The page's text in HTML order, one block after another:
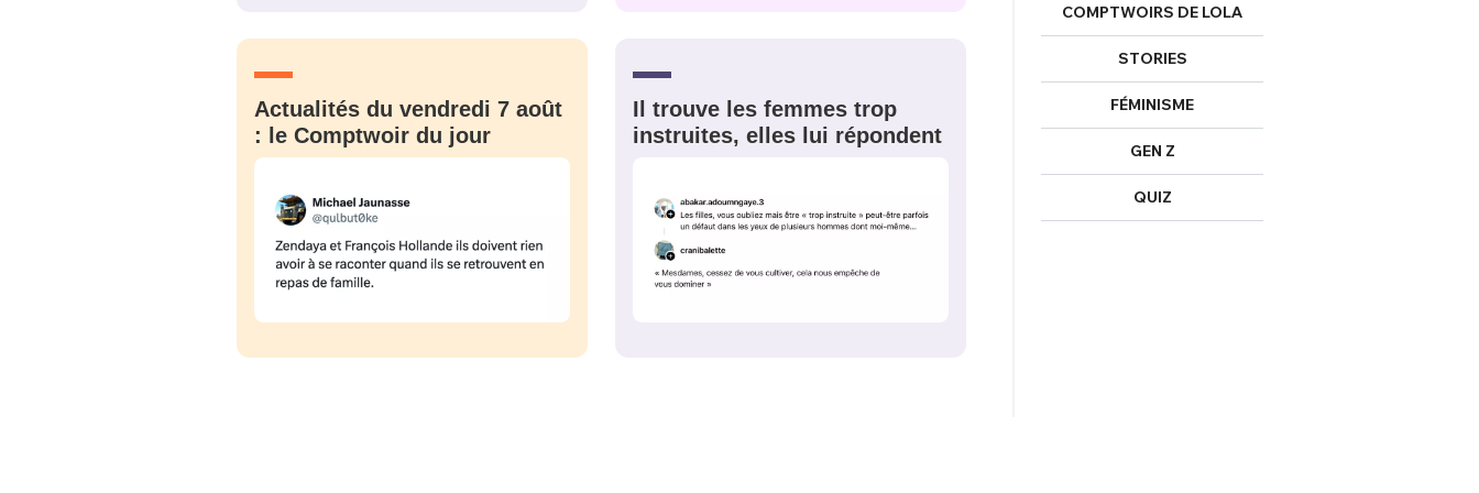
Actualités du vendredi 7 août
: le Comptwoir du jour
Il trouve les femmes trop
instruites, elles lui répondent
COMPTWOIRS DE LOLA
STORIES
FÉMINISME
GEN Z
QUIZ